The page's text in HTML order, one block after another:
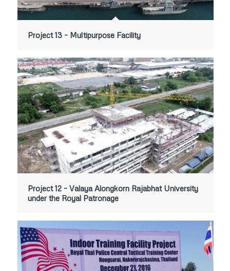
Project 13 – Multipurpose Facility
Project 12 – Valaya Alongkorn Rajabhat University
under the Royal Patronage